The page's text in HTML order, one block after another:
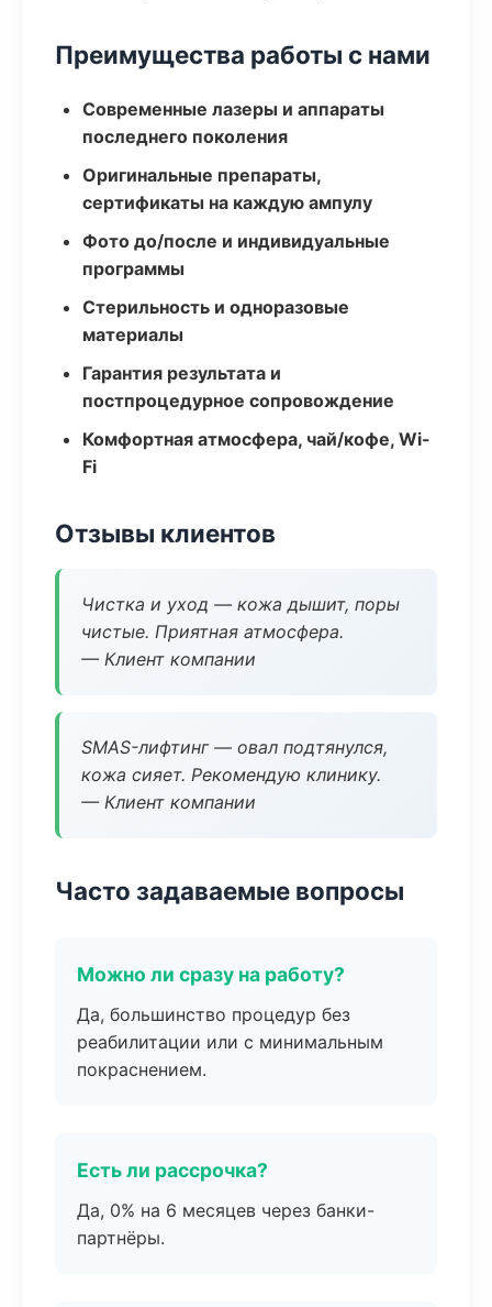
Преимущества работы с нами
Современные лазеры и аппараты
последнего поколения
Оригинальные препараты,
сертификаты на каждую ампулу
Фото до/после и индивидуальные
программы
Стерильность и одноразовые
материалы
Гарантия результата и
постпроцедурное сопровождение
Комфортная атмосфера, чай/кофе, Wi-
Fi
Отзывы клиентов
Чистка и уход — кожа дышит, поры
чистые. Приятная атмосфера.
— Клиент компании
SMAS-лифтинг — овал подтянулся,
кожа сияет. Рекомендую клинику.
— Клиент компании
Часто задаваемые вопросы
Можно ли сразу на работу?
Да, большинство процедур без
реабилитации или с минимальным
покраснением.
Есть ли рассрочка?
Да, 0% на 6 месяцев через банки-
партнёры.